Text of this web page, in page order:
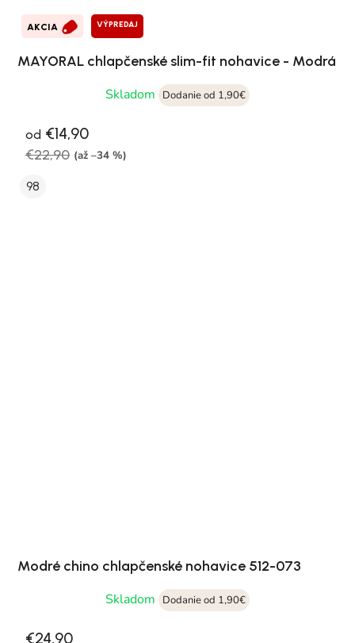
AKCIA VÝPREDAJ
MAYORAL chlapčenské slim-fit nohavice - Modrá
Skladom
Dodanie od 1,90€
od €14,90
€22,90 (až –34 %)
98
Modré chino chlapčenské nohavice 512-073
Skladom
Dodanie od 1,90€
€24,90